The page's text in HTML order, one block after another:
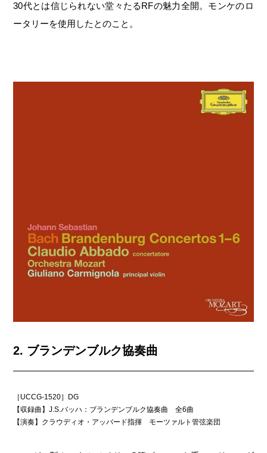
30代とは信じられない堂々たるRFの魅力全開。モンケのロ
ータリーを使用したとのこと。
2. ブランデンブルク協奏曲
［UCCG-1520］DG
【収録曲】J.S.バッハ：ブランデンブルク協奏曲 全6曲
【演奏】クラウディオ・アッバード指揮 モーツァルト管弦楽団